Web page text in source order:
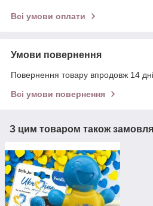
Всі умови оплати
Умови повернення
Повернення товару впродовж 14
Всі умови повернення
З цим товаром також